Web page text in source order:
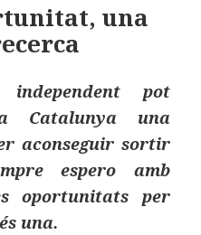
una
pot
Catalunya una
aconseguir sortir
espero amb
oportunitats per
una.